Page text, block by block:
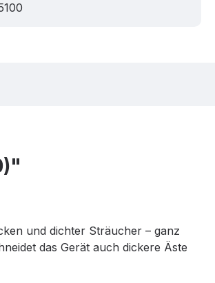
und dichter Sträucher – ganz
das Gerät auch dickere Äste